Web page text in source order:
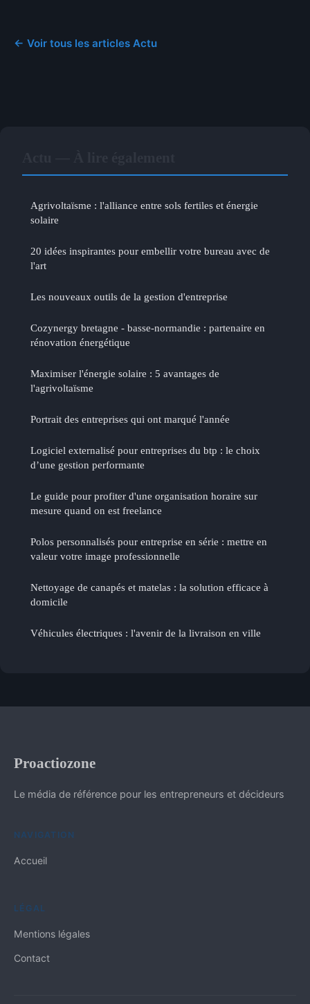
← Voir tous les articles Actu
Agrivoltaïsme : l'alliance entre sols fertiles et énergie
solaire
20 idées inspirantes pour embellir votre bureau avec de
l'art
Les nouveaux outils de la gestion d'entreprise
Cozynergy bretagne - basse-normandie : partenaire en
rénovation énergétique
Maximiser l'énergie solaire : 5 avantages de
l'agrivoltaïsme
Portrait des entreprises qui ont marqué l'année
Logiciel externalisé pour entreprises du btp : le choix
d’une gestion performante
Le guide pour profiter d'une organisation horaire sur
mesure quand on est freelance
Polos personnalisés pour entreprise en série : mettre en
valeur votre image professionnelle
Nettoyage de canapés et matelas : la solution efficace à
domicile
Véhicules électriques : l'avenir de la livraison en ville
Proactiozone
Le média de référence pour les entrepreneurs et décideurs
NAVIGATION
Accueil
LÉGAL
Mentions légales
Contact